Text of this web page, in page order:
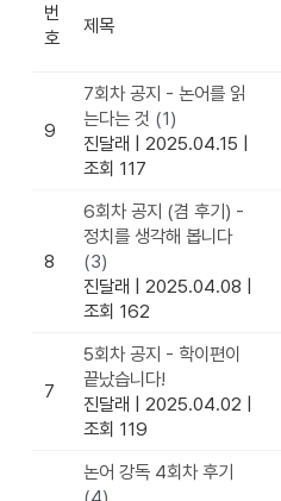
번
호
제목
9
7회차 공지 - 논어를 읽
는다는 것 (1)
진달래
2025.04.15
조회 117
8
6회차 공지 (겸 후기) -
정치를 생각해 봅니다
(3)
진달래
2025.04.08
조회 162
7
5회차 공지 - 학이편이
끝났습니다!
진달래
2025.04.02
조회 119
논어 강독 4회차 후기